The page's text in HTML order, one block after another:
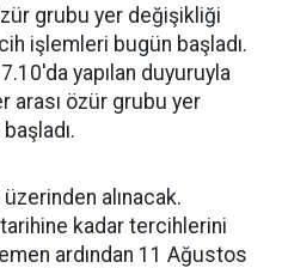
grubu yer değişikliği
işlemleri bugün başladı.
yapılan duyuruyla
arası özür grubu yer
alınacak.
kadar tercihlerini
ardından 11 Ağustos